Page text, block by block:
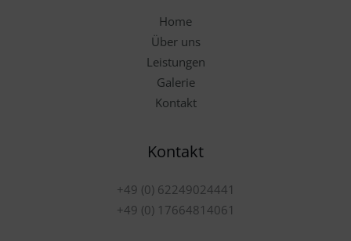
Home
Über uns
Leistungen
Galerie
Kontakt
Kontakt
+49 (0) 62249024441
+49 (0) 17664814061